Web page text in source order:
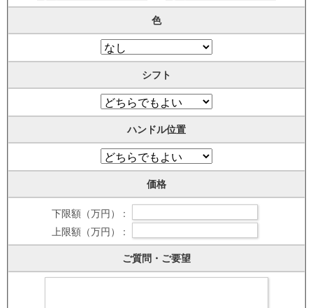
色
シフト
ハンドル位置
価格
下限額（万円） :
上限額（万円） :
ご質問・ご要望